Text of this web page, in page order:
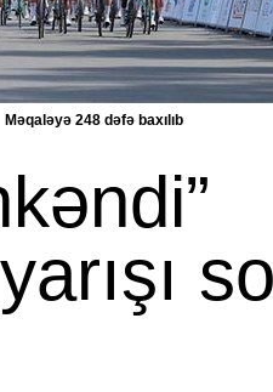
Məqaləyə 248 dəfə baxılıb